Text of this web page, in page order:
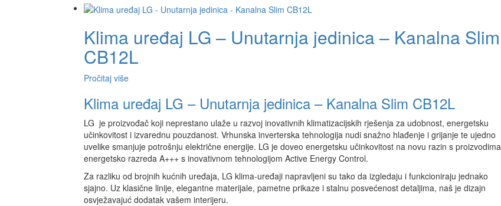
Klima uređaj LG – Unutarnja jedinica – Kanalna Slim
CB12L
Pročitaj više
Klima uređaj LG – Unutarnja jedinica – Kanalna Slim CB12L
LG je proizvođač koji neprestano ulaže u razvoj inovativnih klimatizacijskih rješenja za udobnost, energetsku
učinkovitost i izvarednu pouzdanost. Vrhunska inverterska tehnologija nudi snažno hlađenje i grijanje te ujedno
uvelike smanjuje potrošnju električne energije. LG je doveo energetsku učinkovitost na novu razin s proizvodima
energetsko razreda A+++ s inovativnom tehnologijom Active Energy Control.
Za razliku od brojnih kućnih uređaja, LG klima-uređaji napravljeni su tako da izgledaju i funkcioniraju jednako
sjajno. Uz klasične linije, elegantne materijale, pametne prikaze i stalnu posvećenost detaljima, naš je dizajn
osvježavajuć dodatak vašem interijeru.